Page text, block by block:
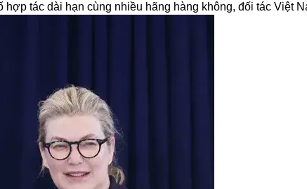
tác dài hạn cùng nhiều hãng hàng không, đối tác Việt